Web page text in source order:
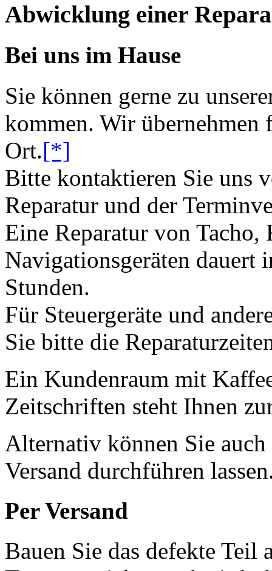
Abwicklung einer
Bei uns im Hause
Sie können gerne zu
kommen. Wir
Ort.[*]
Bitte kontaktieren Sie uns
Reparatur und der
Eine Reparatur von
Navigationsgeräten dauert
Stunden.
Für Steuergeräte und
Sie bitte die
Ein Kundenraum mit
Zeitschriften steht Ihnen
Alternativ können Sie auch
Versand durchführen
Per Versand
Bauen Sie das defekte Teil